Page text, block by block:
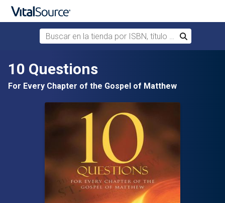
Saltar al contenido principal
Buscar en la tienda por ISBN, título o autor
Buscar
10 Questions
For Every Chapter of the Gospel of Matthew